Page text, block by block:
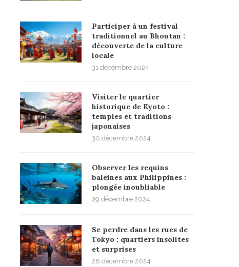
Participer à un festival
traditionnel au Bhoutan :
découverte de la culture
locale
31 décembre 2024
Visiter le quartier
historique de Kyoto :
temples et traditions
japonaises
30 décembre 2024
Observer les requins
baleines aux Philippines :
plongée inoubliable
29 décembre 2024
Se perdre dans les rues de
Tokyo : quartiers insolites
et surprises
28 décembre 2024